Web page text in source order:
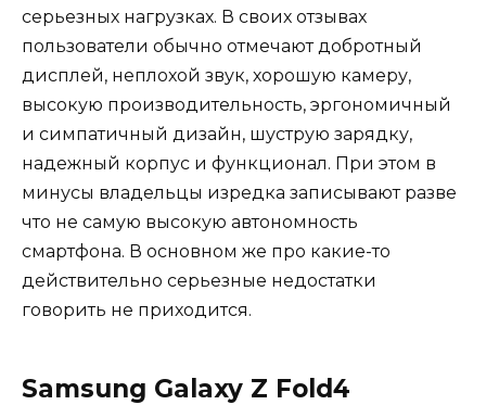
серьезных нагрузках. В своих отзывах
пользователи обычно отмечают добротный
дисплей, неплохой звук, хорошую камеру,
высокую производительность, эргономичный
и симпатичный дизайн, шуструю зарядку,
надежный корпус и функционал. При этом в
минусы владельцы изредка записывают разве
что не самую высокую автономность
смартфона. В основном же про какие-то
действительно серьезные недостатки
говорить не приходится.
Samsung Galaxy Z Fold4